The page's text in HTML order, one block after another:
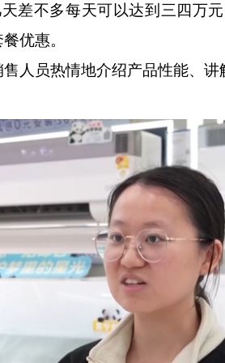
差不多每天可以达到三四万
优惠。
员热情地介绍产品性能、讲